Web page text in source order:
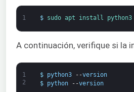
1 $ sudo apt install python3
A continuación, verifique si la
1
2
$ python3 --version
$
python --version